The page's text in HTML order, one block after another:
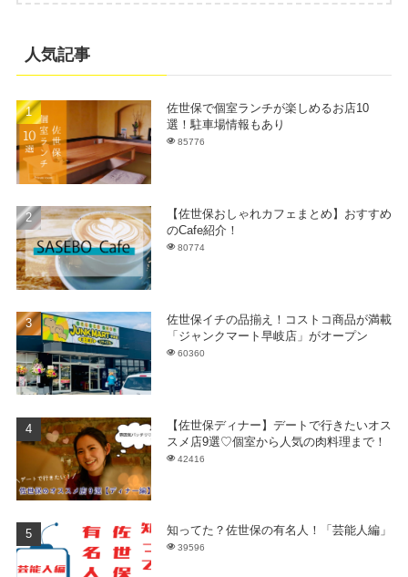
人気記事
佐世保で個室ランチが楽しめるお店10
選！駐車場情報もあり
85776
【佐世保おしゃれカフェまとめ】おすすめ
のCafe紹介！
80774
佐世保イチの品揃え！コストコ商品が満載
「ジャンクマート早岐店」がオープン
60360
【佐世保ディナー】デートで行きたいオス
スメ店9選♡個室から人気の肉料理まで！
42416
知ってた？佐世保の有名人！「芸能人編」
39596